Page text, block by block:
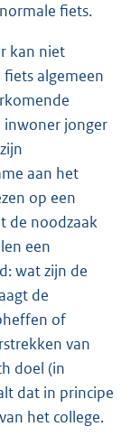
fiets.
kan niet
algemeen
inwoner jonger
aan het
op een
de noodzaak
een
wat zijn de
de
of
van
doel (in
dat in principe
het college.